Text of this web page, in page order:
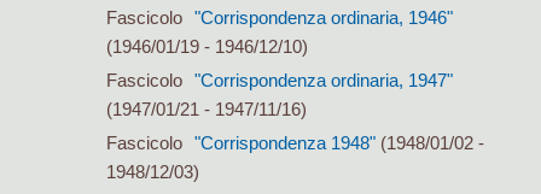
Fascicolo
"Corrispondenza ordinaria, 1946"
(1946/01/19 - 1946/12/10)
Fascicolo
"Corrispondenza ordinaria, 1947"
(1947/01/21 - 1947/11/16)
Fascicolo
"Corrispondenza 1948"(1948/01/02 -
1948/12/03)